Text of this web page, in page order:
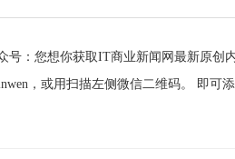
号：您想你获取IT商业新闻网最新原创
，或用扫描左侧微信二维码。 即可